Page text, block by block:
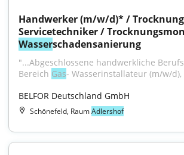
Handwerker (m/w/d)* /
Wasserschadensanierung
"...Abgeschlossene handwerkliche
Bereich Gas- Wasserinstallateur (m/w/d),
BELFOR Deutschland GmbH
Schönefeld, RaumAdlershof